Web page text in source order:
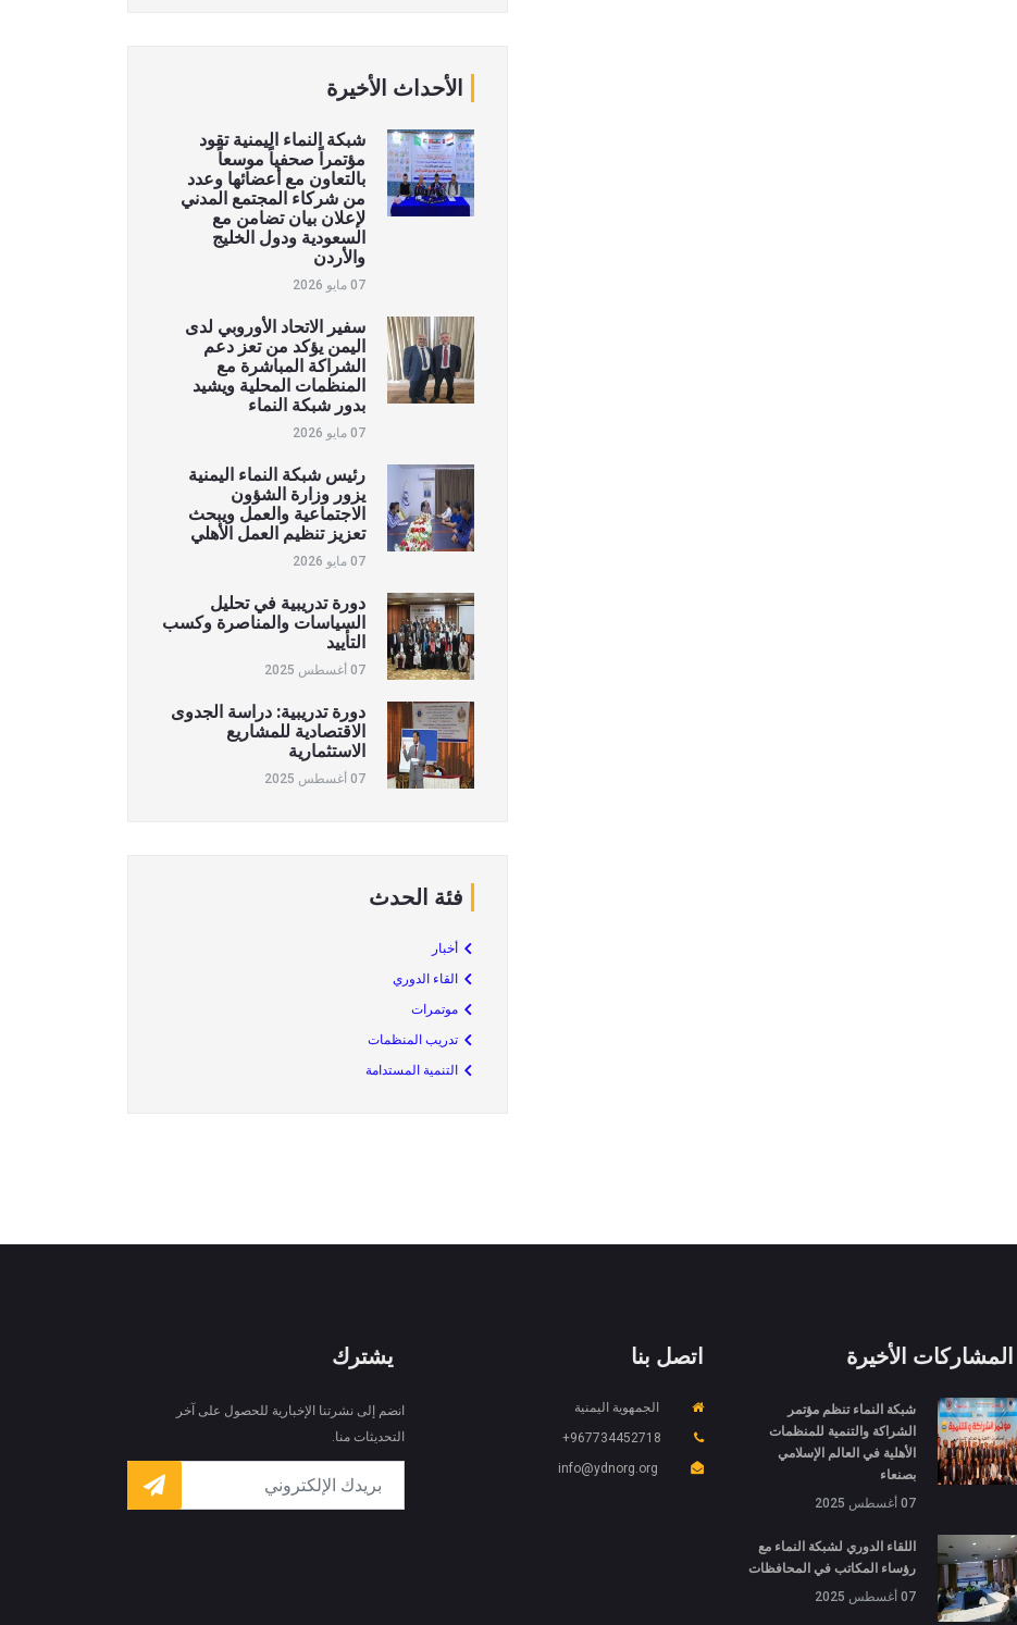
الأحداث الأخيرة
شبكة النماء اليمنية تقود
مؤتمراً صحفياً موسعاً
بالتعاون مع أعضائها وعدد
من شركاء المجتمع المدني
لإعلان بيان تضامن مع
السعودية ودول الخليج
والأردن
07 مايو 2026
سفير الاتحاد الأوروبي لدى
اليمن يؤكد من تعز دعم
الشراكة المباشرة مع
المنظمات المحلية ويشيد
بدور شبكة النماء
07 مايو 2026
رئيس شبكة النماء اليمنية
يزور وزارة الشؤون
الاجتماعية والعمل ويبحث
تعزيز تنظيم العمل الأهلي
07 مايو 2026
دورة تدريبية في تحليل
السياسات والمناصرة وكسب
التأييد
07 أغسطس 2025
دورة تدريبية: دراسة الجدوى
الاقتصادية للمشاريع
الاستثمارية
07 أغسطس 2025
فئة الحدث
أخبار
القاء الدوري
موتمرات
تدريب المنظمات
التنمية المستدامة
المشاركات الأخيرة
شبكة النماء تنظم مؤتمر
الشراكة والتنمية للمنظمات
الأهلية في العالم الإسلامي
بصنعاء
07 أغسطس 2025
اللقاء الدوري لشبكة النماء مع
رؤساء المكاتب في المحافظات
07 أغسطس 2025
اتصل بنا
الجمهوية اليمنية
967734452718+
info@ydnorg.org
يشترك
انضم إلى نشرتنا الإخبارية للحصول على آخر
التحديثات منا.